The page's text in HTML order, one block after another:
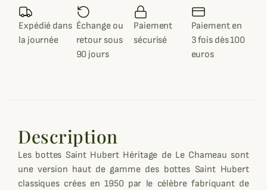
Expédié dans
la journée
Échange ou
retour sous
90 jours
Paiement
sécurisé
Paiement en
3 fois dès 100
euros
Description
Les bottes Saint Hubert Héritage de Le Chameau sont
une version haut de gamme des bottes Saint Hubert
classiques crées en 1950 par le célèbre fabriquant de